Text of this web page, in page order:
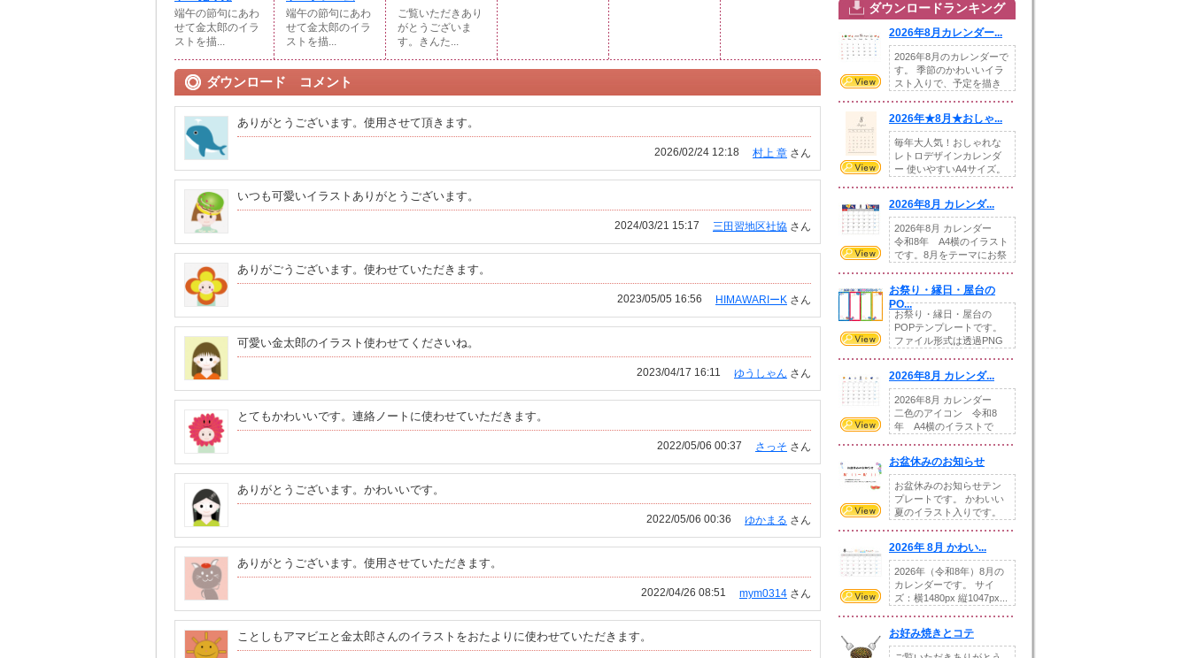
端午の節句にあわ
せて金太郎のイラ
ストを描...
端午の節句にあわ
せて金太郎のイラ
ストを描...
ご覧いただきあり
がとうございま
す。きんた...
ダウンロード コメント
ありがとうございます。使用させて頂きます。
村上 章 さん
2026/02/24 12:18
いつも可愛いイラストありがとうございます。
三田習地区社協 さん
2024/03/21 15:17
ありがごうございます。使わせていただきます。
HIMAWARIーK さん
2023/05/05 16:56
可愛い金太郎のイラスト使わせてくださいね。
ゆうしゃん さん
2023/04/17 16:11
とてもかわいいです。連絡ノートに使わせていただきます。
さっそ さん
2022/05/06 00:37
ありがとうございます。かわいいです。
ゆかまる さん
2022/05/06 00:36
ありがとうございます。使用させていただきます。
mym0314 さん
2022/04/26 08:51
ことしもアマビエと金太郎さんのイラストをおたよりに使わせていただきます。
ダウンロードランキング
2026年8月カレンダー...
2026年8月のカレンダーで
す。 季節のかわいいイラ
スト入りで、予定を描き
2026年★8月★おしゃ...
毎年大人気！おしゃれな
レトロデザインカレンダ
ー 使いやすいA4サイズ。
2026年8月 カレンダ...
2026年8月 カレンダー
令和8年 A4横のイラスト
です。8月をテーマにお祭
お祭り・縁日・屋台の
PO...
お祭り・縁日・屋台の
POPテンプレートです。
ファイル形式は透過PNG
2026年8月 カレンダ...
2026年8月 カレンダー
二色のアイコン 令和8
年 A4横のイラストで
お盆休みのお知らせ
お盆休みのお知らせテン
プレートです。 かわいい
夏のイラスト入りです。
2026年 8月 かわい...
2026年（令和8年）8月の
カレンダーです。 サイ
ズ：横1480px 縦1047px...
お好み焼きとコテ